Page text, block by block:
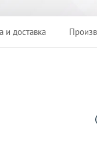
и доставка